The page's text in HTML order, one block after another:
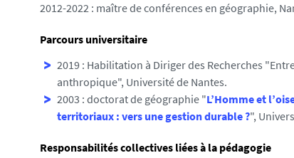
2012-2022 : maître de conférences en géographie,
Parcours universitaire
2019 : Habilitation à Diriger des Recherches
anthropique", Université de Nantes.
2003 : doctorat de géographie "L’Homme et
territoriaux : vers une gestion durable ?",
Responsabilités collectives liées à la pédagogie